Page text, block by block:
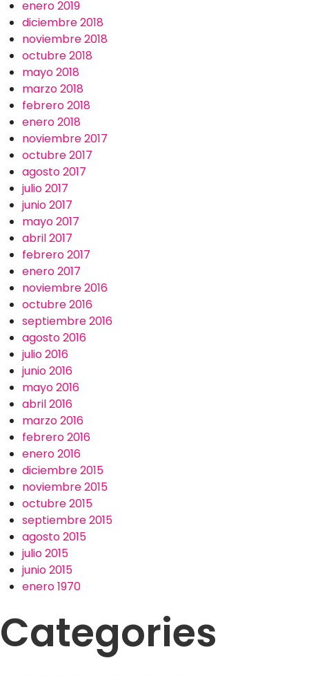
enero 2019
diciembre 2018
noviembre 2018
octubre 2018
mayo 2018
marzo 2018
febrero 2018
enero 2018
noviembre 2017
octubre 2017
agosto 2017
julio 2017
junio 2017
mayo 2017
abril 2017
febrero 2017
enero 2017
noviembre 2016
octubre 2016
septiembre 2016
agosto 2016
julio 2016
junio 2016
mayo 2016
abril 2016
marzo 2016
febrero 2016
enero 2016
diciembre 2015
noviembre 2015
octubre 2015
septiembre 2015
agosto 2015
julio 2015
junio 2015
enero 1970
Categories